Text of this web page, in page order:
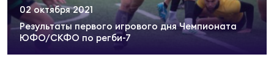
Результаты первого игрового дня Чемпионата
ЮФО/СКФО по регби-7
02 октября 2021